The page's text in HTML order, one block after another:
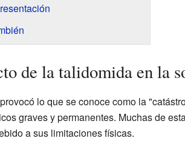
de la talidomida en la
lo que se conoce como la
graves y permanentes. Muchas de
a sus limitaciones físicas.